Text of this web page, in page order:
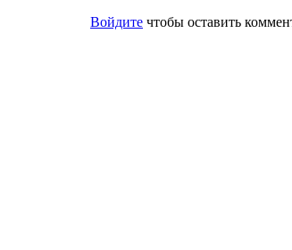
Войдите чтобы оставить